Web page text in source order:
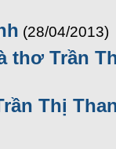
(28/04/2013)
thơ Trần
Thị